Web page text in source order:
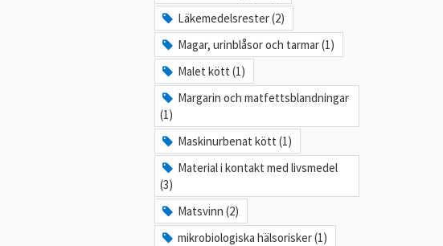
Läkemedelsrester (2)
Magar, urinblåsor och tarmar (1)
Malet kött (1)
Margarin och matfettsblandningar
(1)
Maskinurbenat kött (1)
Material i kontakt med livsmedel
(3)
Matsvinn (2)
mikrobiologiska hälsorisker (1)